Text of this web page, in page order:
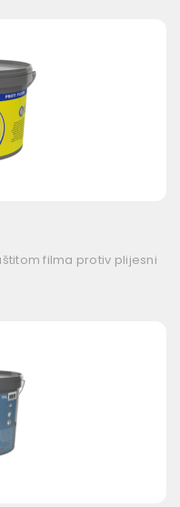
filma protiv plijesni